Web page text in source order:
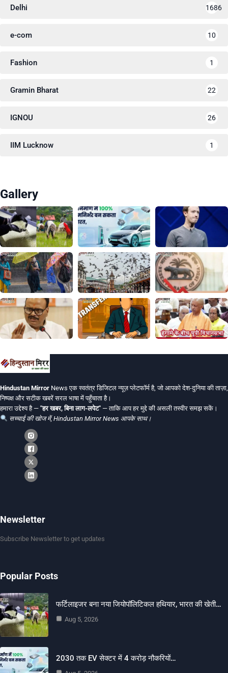
Delhi 1686
e-com 10
Fashion 1
Gramin Bharat 22
IGNOU 26
IIM Lucknow 1
Gallery
Hindustan Mirror News एक स्वतंत्र डिजिटल न्यूज़ प्लेटफॉर्म है, जो आपको देश-दुनिया की ताज़ा,
निष्पक्ष और सटीक खबरें सरल भाषा में पहुँचाता है।
हमारा उद्देश्य है — "हर खबर, बिना लाग-लपेट" — ताकि आप हर मुद्दे की असली तस्वीर समझ सकें।
सच्चाई की खोज में, Hindustan Mirror News आपके साथ।
Newsletter
Subscribe Newsletter to get updates
Popular Posts
फर्टिलाइजर बना नया जियोपॉलिटिकल हथियार, भारत की खेती…
Aug 5, 2026
2030 तक EV सेक्टर में 4 करोड़ नौकरियों…